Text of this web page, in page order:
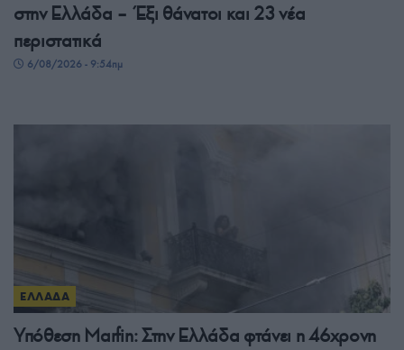
στην Ελλάδα – Έξι θάνατοι και 23 νέα
περιστατικά
6/08/2026 - 9:54πμ
ΕΛΛΑΔΑ
Υπόθεση Μarfin: Στην Ελλάδα φτάνει η 46χρονη